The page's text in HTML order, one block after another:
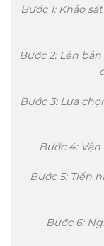
Bước 1: Khảo
Bước 2: Lên
Bước 3: Lựa
Bước 4:
Bước 5: Tiến
Bước 6: